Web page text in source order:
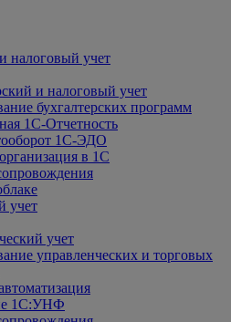
налоговый учет
и налоговый учет
бухгалтерских программ
1С-Отчетность
1С-ЭДО
в 1С
учет
учет
управленческих и торговых
1С:УНФ